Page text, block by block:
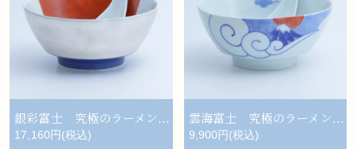
銀彩富士 究極のラーメン鉢レンゲセット
17,160円(税込)
雲海富士 究極のラーメン鉢レンゲセット
9,900円(税込)